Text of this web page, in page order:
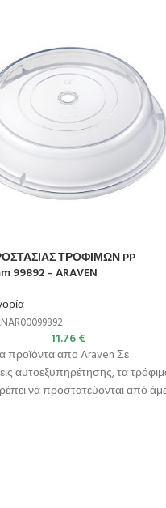
ΤΡΟΦΙΜΩΝ PP
99892 – ARAVEN
11.76€
προϊόντα απο Araven Σε
αυτοεξυπηρέτησης, τα
να προστατεύονται από